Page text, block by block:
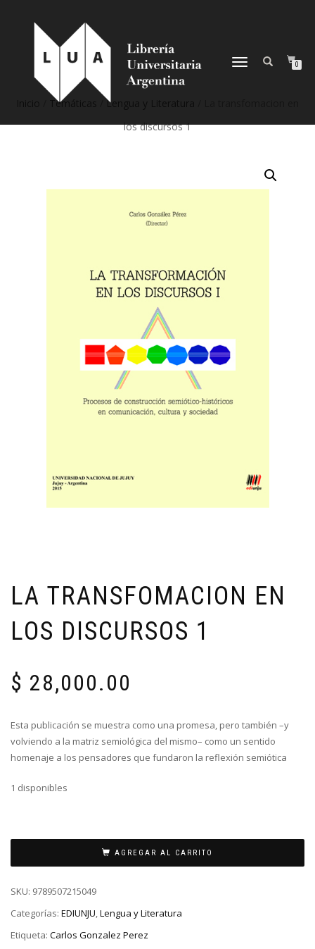
NAVEGACIÓN
0
Temáticas Lengua y Literatura
los discursos 1
LA TRANSFOMACION EN
LOS DISCURSOS 1
$ 28,000.00
Esta publicación se muestra como una promesa, pero también –y
volviendo a la matriz semiológica del mismo– como un sentido
homenaje a los pensadores que fundaron la reflexión semiótica
1 disponibles
AGREGAR AL CARRITO
SKU: 9789507215049
Categorías: EDIUNJU,Lengua y Literatura
Etiqueta: Carlos Gonzalez Perez